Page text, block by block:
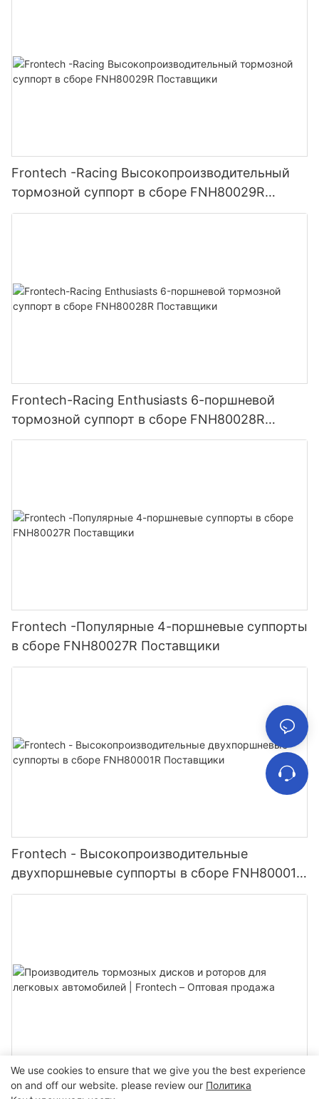
Frontech -Racing Высокопроизводительный
тормозной суппорт в сборе FNH80029R
Поставщики
Frontech-Racing Enthusiasts 6-поршневой
тормозной суппорт в сборе FNH80028R
Поставщики
Frontech -Популярные 4-поршневые суппорты
в сборе FNH80027R Поставщики
Frontech - Высокопроизводительные
двухпоршневые суппорты в сборе FNH80001R
Поставщики
Производитель тормозных дисков и роторов
We use cookies to ensure that we give you the best experience
on and off our website. please review our Политика